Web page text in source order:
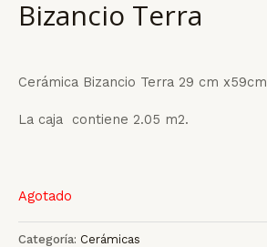
Bizancio Terra
Cerámica Bizancio Terra 29 cm x59cm
La caja contiene 2.05 m2.
Agotado
Categoría: Cerámicas